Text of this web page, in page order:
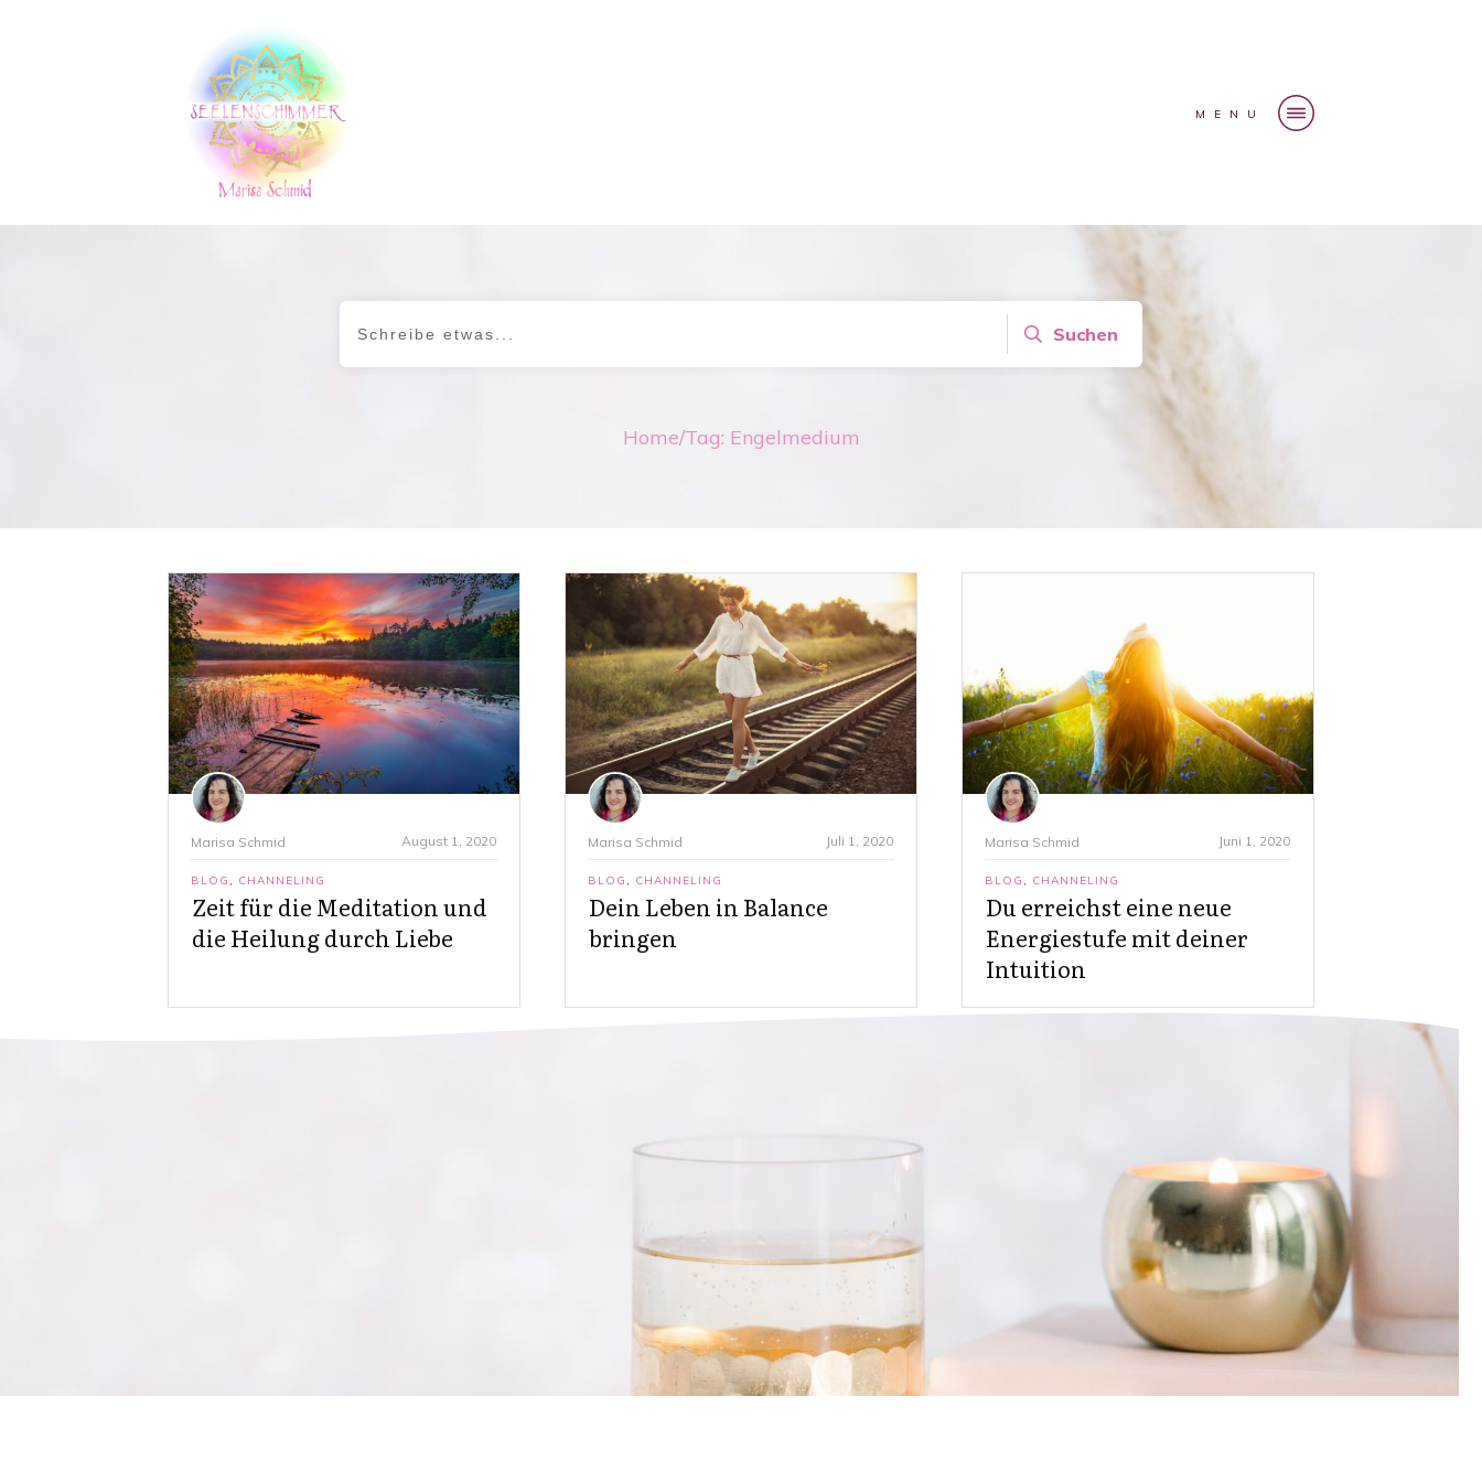
MENU
Suchen
Home/Tag: Engelmedium
Marisa Schmid August 1, 2020
BLOG , CHANNELING
Zeit für die Meditation und
die Heilung durch Liebe
Marisa Schmid Juli 1, 2020
BLOG , CHANNELING
Dein Leben in Balance
bringen
Marisa Schmid Juni 1, 2020
BLOG , CHANNELING
Du erreichst eine neue
Energiestufe mit deiner
Intuition